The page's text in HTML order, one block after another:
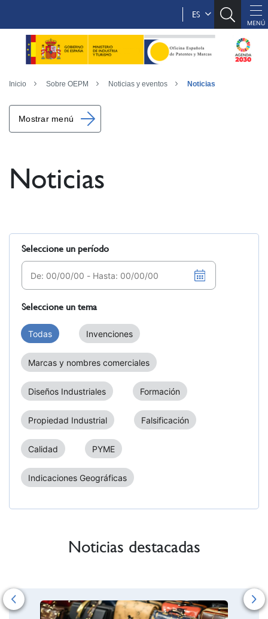
ES
Inicio Sobre OEPM Noticias y eventos Noticias
Mostrar menú
Noticias
Seleccione un período
Seleccione un tema
Todas Invenciones
Marcas y nombres comerciales
Diseños Industriales Formación
Propiedad Industrial Falsificación
Calidad PYME
Indicaciones Geográficas
Noticias destacadas
Previous